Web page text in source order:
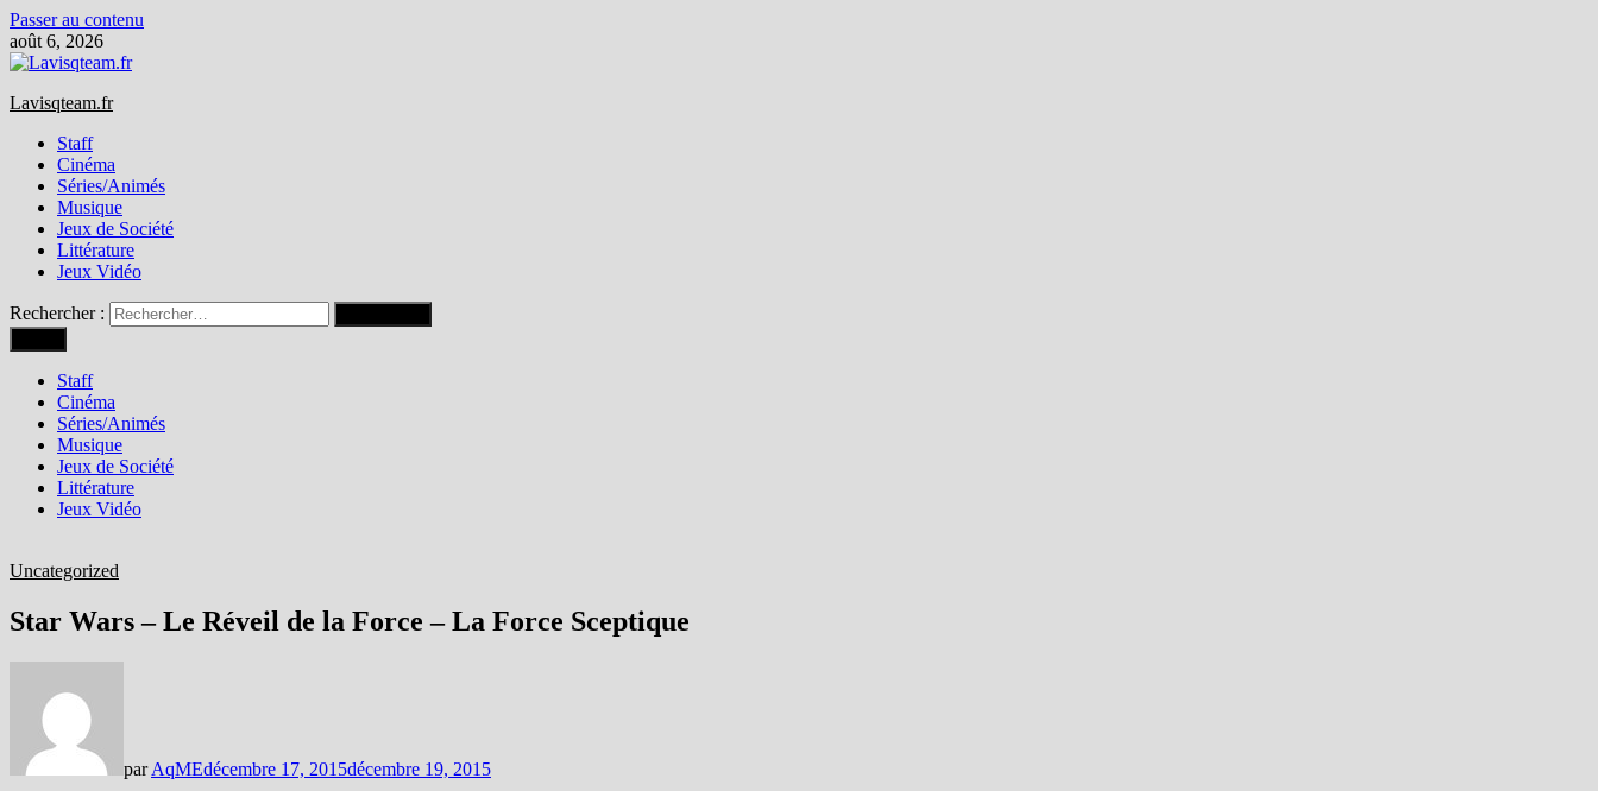
Passer au contenu
août 6, 2026
Lavisqteam.fr
Staff
Cinéma
Séries/Animés
Musique
Jeux de Société
Littérature
Jeux Vidéo
Rechercher :
Staff
Cinéma
Séries/Animés
Musique
Jeux de Société
Littérature
Jeux Vidéo
Uncategorized
Star Wars – Le Réveil de la Force – La Force Sceptique
parAqMEdécembre 17, 2015décembre 19, 2015